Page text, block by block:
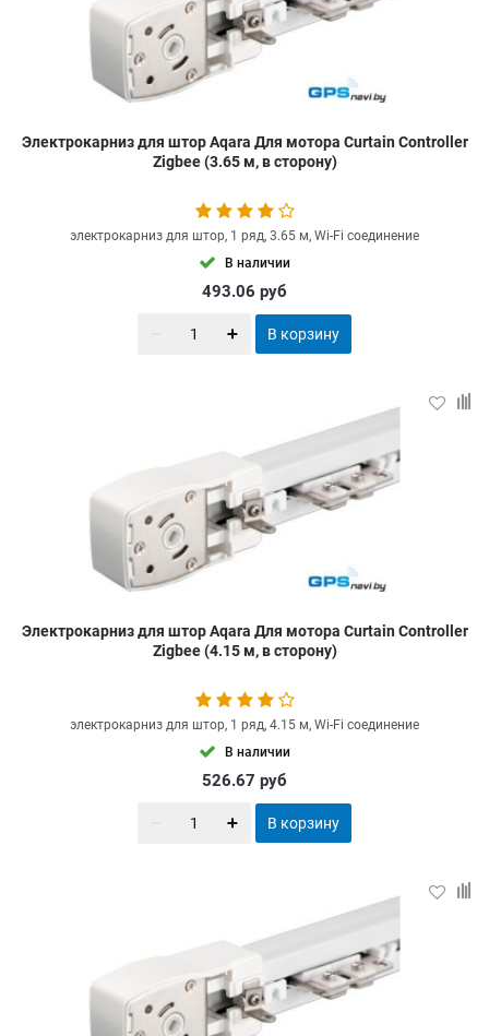
Электрокарниз для штор Aqara Для мотора Curtain Controller
Zigbee (3.65 м, в сторону)
электрокарниз для штор, 1 ряд, 3.65 м, Wi-Fi соединение
В наличии
493.06 руб
В корзину
Электрокарниз для штор Aqara Для мотора Curtain Controller
Zigbee (4.15 м, в сторону)
электрокарниз для штор, 1 ряд, 4.15 м, Wi-Fi соединение
В наличии
526.67 руб
В корзину